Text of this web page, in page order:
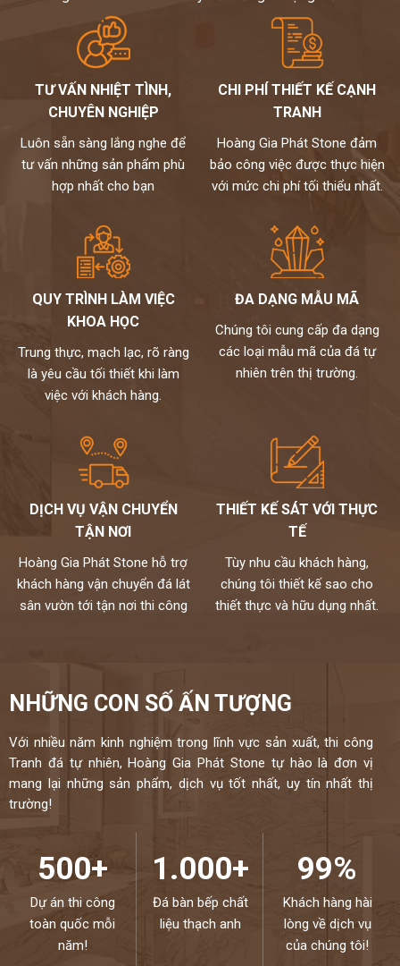
theo yêu cầu cho khách hàng nên không phải qua trung gian
Chất lượng,thi công chuyên nghiệp,đội ngũ thợ tay nghề cao đã
được tuyển chọn.
Đặc biệt sản phẩm được bảo hành đến 18 năm chống ố,chống
ngấm..quý khách sẽ được bảo dưỡng định kỳ 6 tháng một lần và khi
vòng 24h,tất cả thành phẩm của chúng tôi sẽ được lưu bảo hành
trên máy tính,chúng tôi sẽ luôn đồng hành cùng khách hàng.
Đá cao cấp Hoàng Gia Phát tự hào là đơn vị
thi công đá bàn bếp số 1 tại Hà Nội
NỀM TIN CỦA KHÁCH LÀ HẠNH PHÚC CỦA CHÚNG TÔI - HÂN
HOTLINE:0972101656 - 0946916986
TƯ VẤN NHIỆT TÌNH,
CHUYÊN NGHIỆP
Luôn sẵn sàng lắng nghe để
tư vấn những sản phẩm phù
hợp nhất cho bạn
CHI PHÍ THIẾT KẾ CẠNH
TRANH
Hoàng Gia Phát Stone đảm
bảo công việc được thực hiện
với mức chi phí tối thiểu nhất.
QUY TRÌNH LÀM VIỆC
KHOA HỌC
Trung thực, mạch lạc, rõ ràng
là yêu cầu tối thiết khi làm
việc với khách hàng.
ĐA DẠNG MẪU MÃ
Chúng tôi cung cấp đa dạng
các loại mẫu mã của đá tự
nhiên trên thị trường.
DỊCH VỤ VẬN CHUYỂN
TẬN NƠI
Hoàng Gia Phát Stone hỗ trợ
khách hàng vận chuyển đá lát
sân vườn tới tận nơi thi công
THIẾT KẾ SÁT VỚI THỰC
TẾ
Tùy nhu cầu khách hàng,
chúng tôi thiết kế sao cho
thiết thực và hữu dụng nhất.
NHỮNG CON SỐ ẤN TƯỢNG
Với nhiều năm kinh nghiệm trong lĩnh vực sản xuất, thi công
Tranh đá tự nhiên, Hoàng Gia Phát Stone tự hào là đơn vị
mang lại những sản phẩm, dịch vụ tốt nhất, uy tín nhất thị
trường!
500+
Dự án thi công
toàn quốc mỗi
năm!
1.000+
Đá bàn bếp chất
liệu thạch anh
99%
Khách hàng hài
lòng về dịch vụ
của chúng tôi!